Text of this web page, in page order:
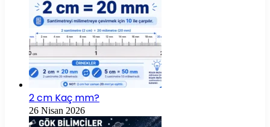
2 cm Kaç mm?
26 Nisan 2026